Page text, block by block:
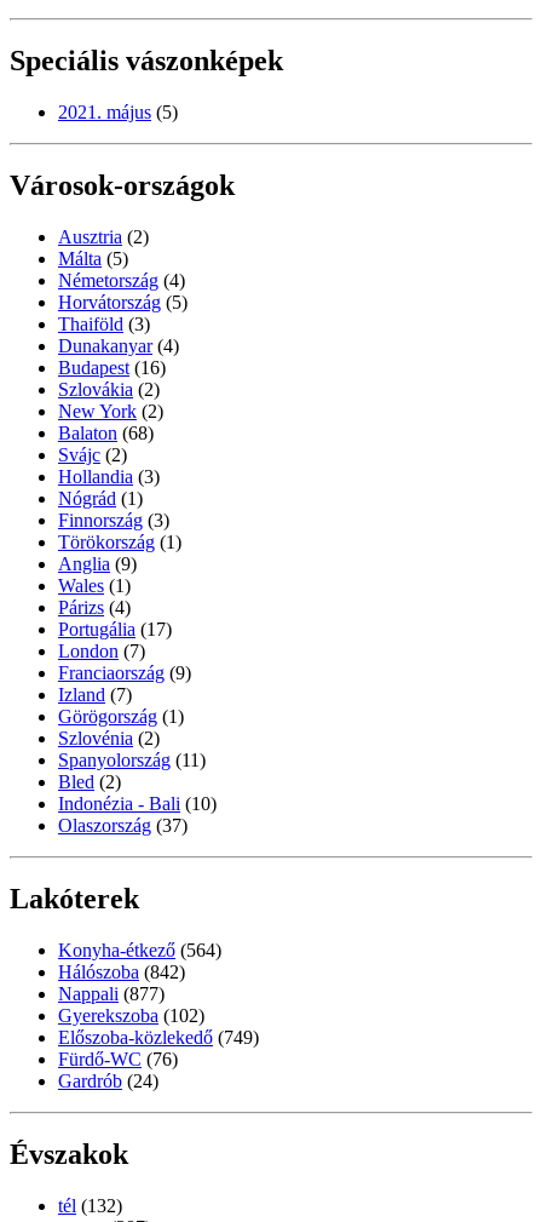
Speciális vászonképek
2021. május (5)
Városok-országok
Ausztria (2)
Málta (5)
Németország (4)
Horvátország (5)
Thaiföld (3)
Dunakanyar (4)
Budapest (16)
Szlovákia (2)
New York (2)
Balaton (68)
Svájc (2)
Hollandia (3)
Nógrád (1)
Finnország (3)
Törökország (1)
Anglia (9)
Wales (1)
Párizs (4)
Portugália (17)
London (7)
Franciaország (9)
Izland (7)
Görögország (1)
Szlovénia (2)
Spanyolország (11)
Bled (2)
Indonézia - Bali (10)
Olaszország (37)
Lakóterek
Konyha-étkező (564)
Hálószoba (842)
Nappali (877)
Gyerekszoba (102)
Előszoba-közlekedő (749)
Fürdő-WC (76)
Gardrób (24)
Évszakok
tél (132)